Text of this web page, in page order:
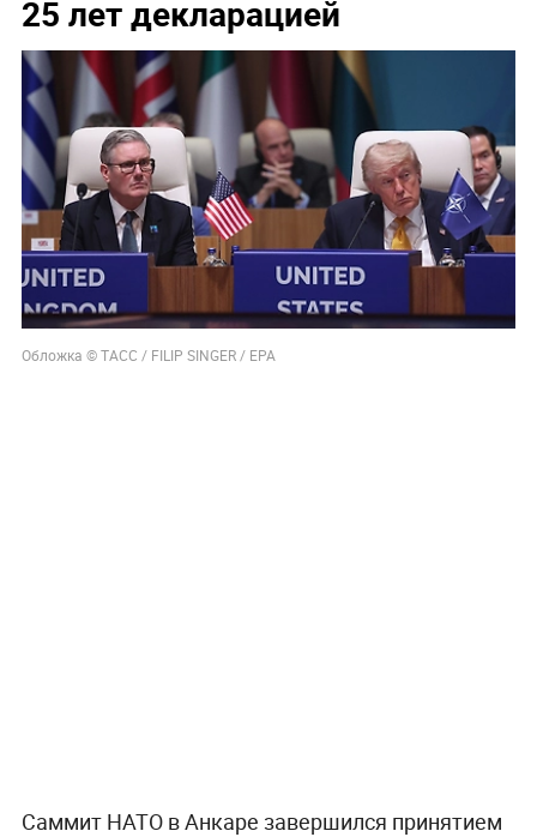
25 лет декларацией
Обложка © ТАСС / FILIP SINGER / ЕРА
Саммит НАТО в Анкаре завершился принятием